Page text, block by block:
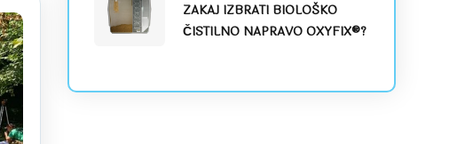
ZAKAJ IZBRATI BIOLOŠKO
ČISTILNO NAPRAVO OXYFIX®?